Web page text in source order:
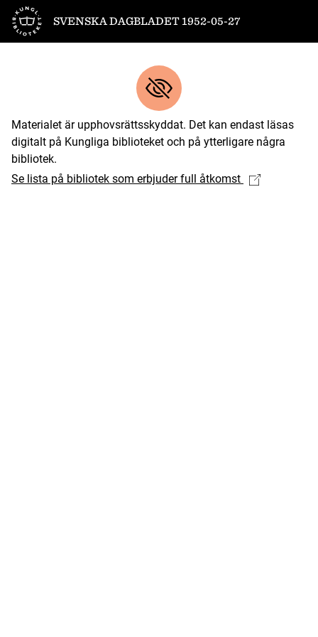
Till startsidan
SVENSKA DAGBLADET 1952-05-27
Materialet är upphovsrättsskyddat. Det kan endast läsas
digitalt på Kungliga biblioteket och på ytterligare några
bibliotek.
Se lista på bibliotek som erbjuder full åtkomst